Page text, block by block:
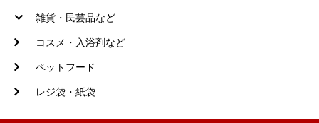
雑貨・民芸品など
コスメ・入浴剤など
ペットフード
レジ袋・紙袋